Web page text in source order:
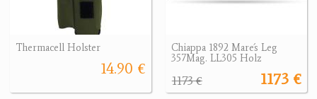
Thermacell Holster
14.90 €
Chiappa 1892 Mare´s Leg
357Mag. LL305 Holz
1173 €
1173 €